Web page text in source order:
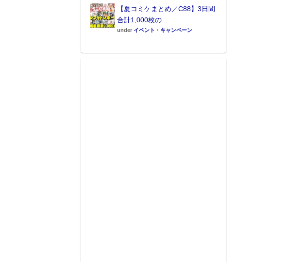
【夏コミケまとめ／C88】3日間
合計1,000枚の...
under イベント・キャンペーン